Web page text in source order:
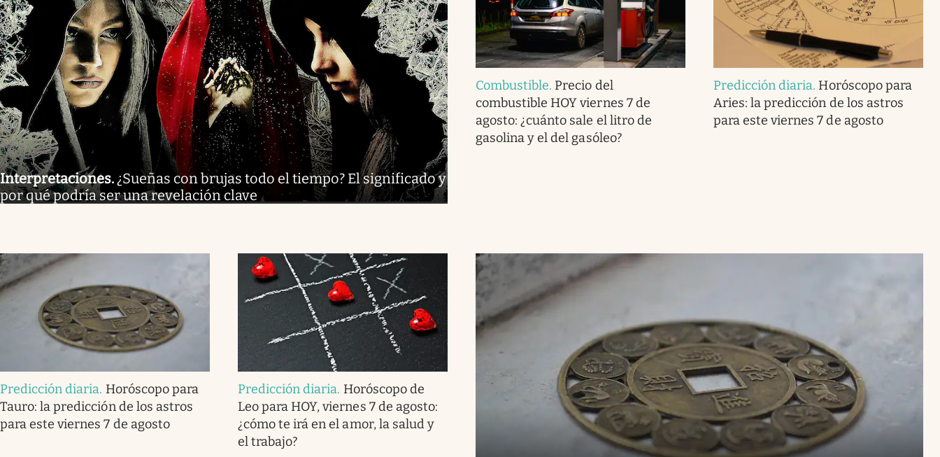
Interpretaciones. ¿Sueñas con brujas todo el tiempo? El significado y
por qué podría ser una revelación clave
Combustible. Precio del
combustible HOY viernes 7 de
agosto: ¿cuánto sale el litro de
gasolina y el del gasóleo?
Predicción diaria. Horóscopo para
Aries: la predicción de los astros
para este viernes 7 de agosto
Predicción diaria. Horóscopo para
Tauro: la predicción de los astros
para este viernes 7 de agosto
Predicción diaria. Horóscopo de
Leo para HOY, viernes 7 de agosto:
¿cómo te irá en el amor, la salud y
el trabajo?